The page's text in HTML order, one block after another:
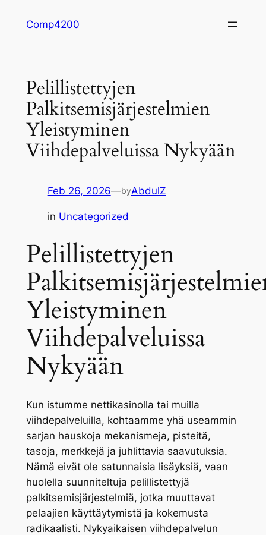
Comp4200
Pelillistettyjen
Palkitsemisjärjestelmien
Yleistyminen
Viihdepalveluissa Nykyään
Feb 26, 2026—byAbdulZ
in Uncategorized
Pelillistettyjen
Yleistyminen
Viihdepalveluissa
Nykyään
Kun istumme nettikasinolla tai muilla
viihdepalveluilla, kohtaamme yhä useammin
sarjan hauskoja mekanismeja, pisteitä,
tasoja, merkkejä ja juhlittavia saavutuksia.
Nämä eivät ole satunnaisia lisäyksiä, vaan
huolella suunniteltuja pelillistettyjä
palkitsemisjärjestelmiä, jotka muuttavat
pelaajien käyttäytymistä ja kokemusta
radikaalisti. Nykyaikaisen viihdepalvelun